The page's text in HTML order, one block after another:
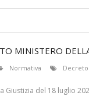
MINISTERO
Normativa
del 18 luglio